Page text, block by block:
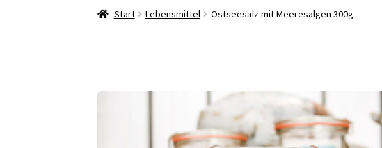
Start Lebensmittel Ostseesalz mit Meeresalgen 300g